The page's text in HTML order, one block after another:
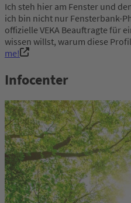
Ich steh hier am Fenster und
ich bin nicht nur Fensterbank-
offizielle VEKA Beauftragte für
wissen willst, warum diese
me!
Infocenter